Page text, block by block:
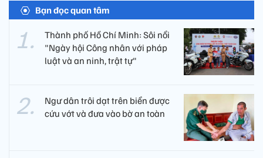
Bạn đọc quan tâm
Thành phố Hồ Chí Minh: Sôi nổi
"Ngày hội Công nhân với pháp
luật và an ninh, trật tự"
Ngư dân trôi dạt trên biển được
cứu vớt và đưa vào bờ an toàn